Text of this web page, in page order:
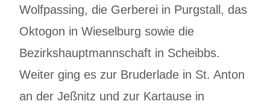
Wolfpassing, die Gerberei in Purgstall, das
Oktogon in Wieselburg sowie die
Bezirkshauptmannschaft in Scheibbs.
Weiter ging es zur Bruderlade in St. Anton
an der Jeßnitz und zur Kartause in